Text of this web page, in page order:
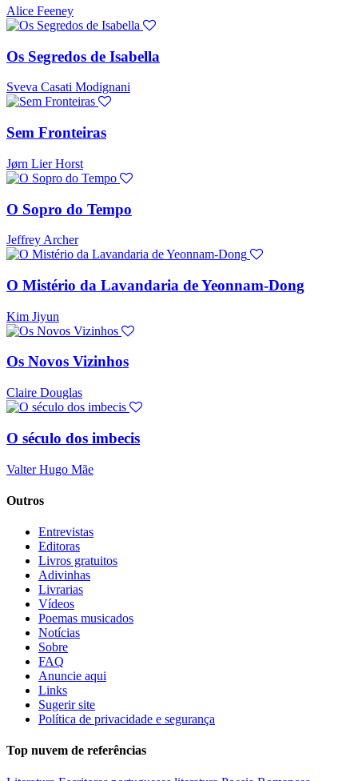
Alice Feeney
Os Segredos de Isabella
Sveva Casati Modignani
Sem Fronteiras
Jørn Lier Horst
O Sopro do Tempo
Jeffrey Archer
O Mistério da Lavandaria de Yeonnam-Dong
Kim Jiyun
Os Novos Vizinhos
Claire Douglas
O século dos imbecis
Valter Hugo Mãe
Outros
Entrevistas
Editoras
Livros gratuitos
Adivinhas
Livrarias
Vídeos
Poemas musicados
Notícias
Sobre
FAQ
Anuncie aqui
Links
Sugerir site
Política de privacidade e segurança
Top nuvem de referências